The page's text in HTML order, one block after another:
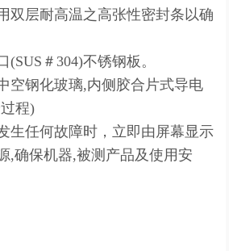
双层耐高温之高张性密封条以确
＃304)不锈钢板。
空钢化玻璃,内侧胶合片式导电
程)
生任何故障时，立即由屏幕显示
,确保机器,被测产品及使用安